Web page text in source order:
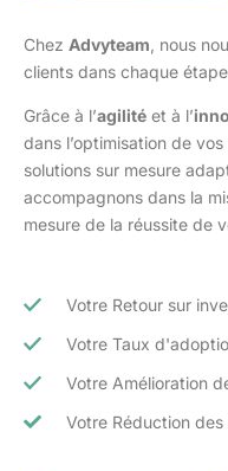
Chez Advyteam , nous
clients dans chaque
Grâce à l’agilité et à l’
dans l’optimisation de vos
solutions sur mesure
accompagnons dans la
mesure de la réussite de
Votre Retour sur
Votre Taux
Votre Amélioration
Votre Réduction